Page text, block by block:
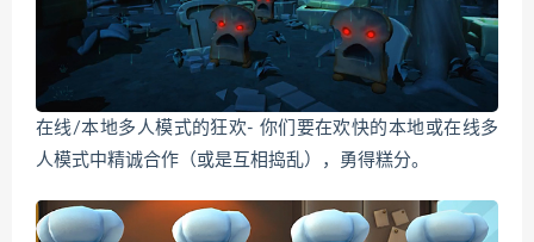
在线/本地多人模式的狂欢- 你们要在欢快的本地或在线多
人模式中精诚合作（或是互相捣乱），勇得糕分。